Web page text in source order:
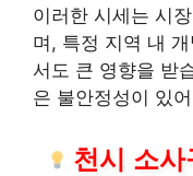
이러한 시세는 시
며, 특정 지역 내
서도 큰 영향을 받
은 불안정성이 있
천시 소